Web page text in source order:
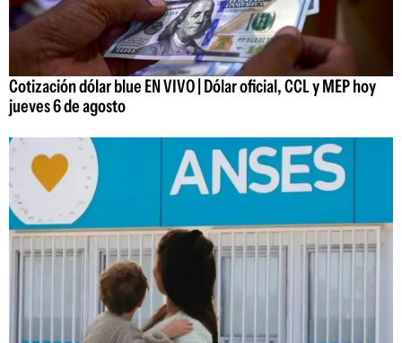
Cotización dólar blue EN VIVO | Dólar oficial, CCL y MEP hoy
jueves 6 de agosto